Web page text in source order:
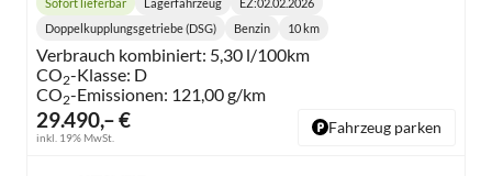
29.490,– €
inkl. 19% MwSt.
Lieferzeit:
Getriebe:
Doppelkupplungsgetriebe (DSG)
Kraftstoff:
Benzin
Kilometerstand:
10 km
Verbrauch kombiniert: 5,30 l/100km
CO2-Klasse: D
CO2-Emissionen: 121,00 g/km
Fahrzeug parken